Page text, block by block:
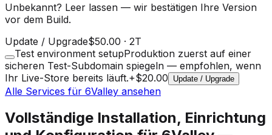
Unbekannt? Leer lassen — wir bestätigen Ihre Version
vor dem Build.
Update / Upgrade$50.00 · 2T
Test environment setupProduktion zuerst auf einer
sicheren Test-Subdomain spiegeln — empfohlen, wenn
Ihr Live-Store bereits läuft.+$20.00 Update / Upgrade
Alle Services für 6Valley ansehen
Vollständige Installation, Einrichtung